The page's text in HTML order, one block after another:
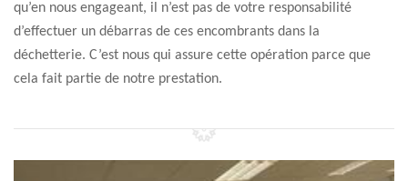
qu’en nous engageant, il n’est pas de votre responsabilité
d’effectuer un débarras de ces encombrants dans la
déchetterie. C’est nous qui assure cette opération parce que
cela fait partie de notre prestation.